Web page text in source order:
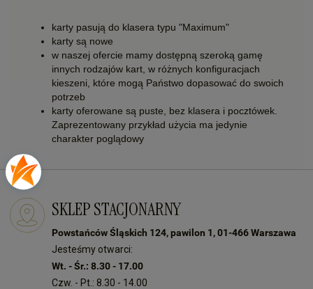
karty pasują do klasera typu "Maximum"
karty są nowe
w naszej ofercie mamy dostępną szeroką gamę
innych rodzajów kart, w różnych konfiguracjach
kieszeni, które mogą Państwo dopasować do swoich
potrzeb
karty oferowane są puste, bez klasera i pocztówek.
Zaprezentowany przykład użycia ma jedynie
charakter poglądowy
SKLEP STACJONARNY
Powstańców Śląskich 124, pawilon 1, 01-466 Warszawa
Jesteśmy otwarci:
Wt. - Śr.: 8.30 - 17.00
Czw. - Pt.: 8.30 - 14.00